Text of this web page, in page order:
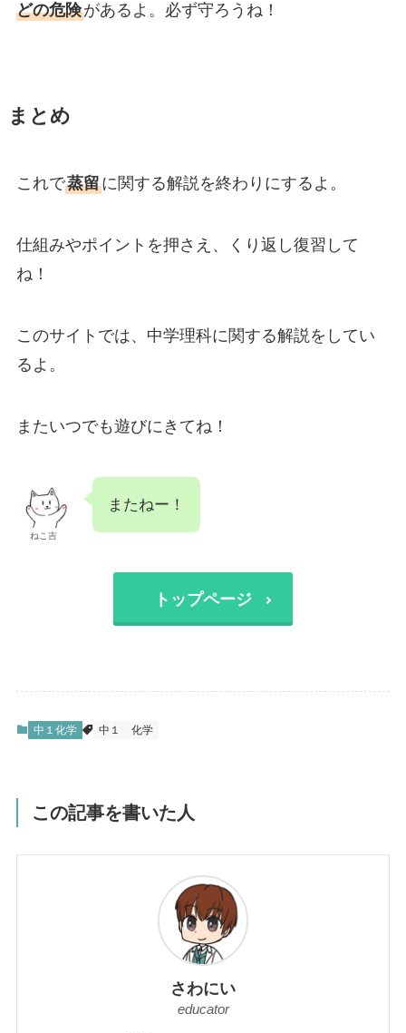
どの危険があるよ。必ず守ろうね！
まとめ
これで蒸留に関する解説を終わりにするよ。
仕組みやポイントを押さえ、くり返し復習して
ね！
このサイトでは、中学理科に関する解説をしてい
るよ。
またいつでも遊びにきてね！
ねこ吉
またねー！
トップページ
中１化学 中１ 化学
この記事を書いた人
さわにい
educator